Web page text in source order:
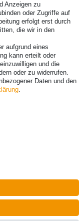
| *Gilt für
Anzeigen zu
oder Zugriffe auf
erfolgt erst durch
die wir in den
aufgrund eines
kann erteilt oder
und die
oder zu widerrufen.
Daten und den
.